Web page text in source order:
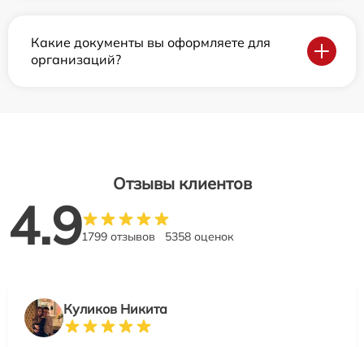
Какие документы вы оформляете для
организаций?
Отзывы клиентов
4.91799 отзывов 5358 оценок
Куликов Никита